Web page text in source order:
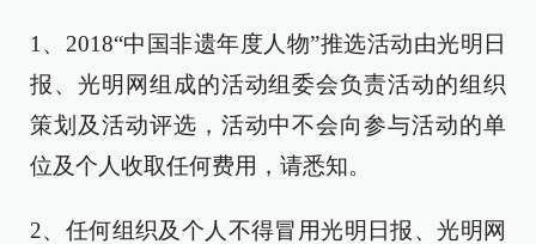
1、2018“中国非遗年度人物”推选活动由光明日
报、光明网组成的活动组委会负责活动的组织
策划及活动评选，活动中不会向参与活动的单
位及个人收取任何费用，请悉知。
2、任何组织及个人不得冒用光明日报、光明网